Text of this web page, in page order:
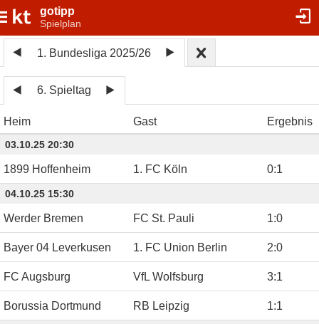
gotipp
Spielplan
1. Bundesliga 2025/26
6. Spieltag
Heim Gast Ergebnis
03.10.25 20:30
1899 Hoffenheim 1. FC Köln 0:1
04.10.25 15:30
Werder Bremen FC St. Pauli 1:0
Bayer 04 Leverkusen 1. FC Union Berlin 2:0
FC Augsburg VfL Wolfsburg 3:1
Borussia Dortmund RB Leipzig 1:1